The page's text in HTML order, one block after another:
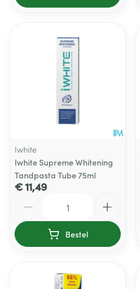
Iwhite
Iwhite Supreme Whitening
Tandpasta Tube 75ml
€ 11,49
Bestel